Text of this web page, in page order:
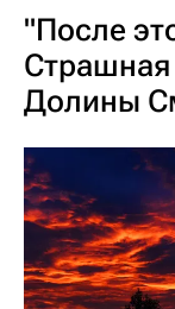
"После
Страшная
Долины